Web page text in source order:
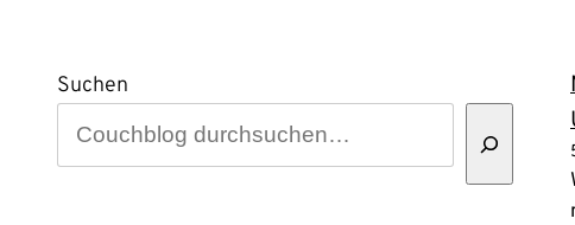
Suchen